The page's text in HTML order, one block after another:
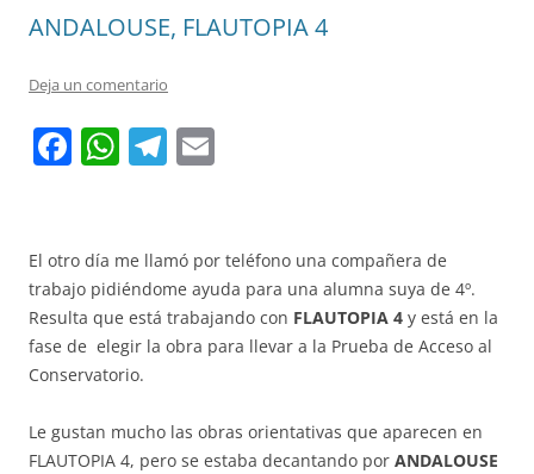
ANDALOUSE, FLAUTOPIA 4
Deja un comentario
F
e
b
o
o
k
W
s
A
p
p
T
gr
a
m
l
El otro día me llamó por teléfono una compañera de
trabajo pidiéndome ayuda para una alumna suya de 4º.
Resulta que está trabajando con FLAUTOPIA 4 y está en la
fase de elegir la obra para llevar a la Prueba de Acceso al
Conservatorio.
Le gustan mucho las obras orientativas que aparecen en
FLAUTOPIA 4, pero se estaba decantando por ANDALOUSE